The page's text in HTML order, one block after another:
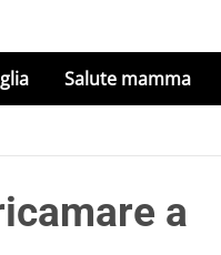
Salute mamma
a